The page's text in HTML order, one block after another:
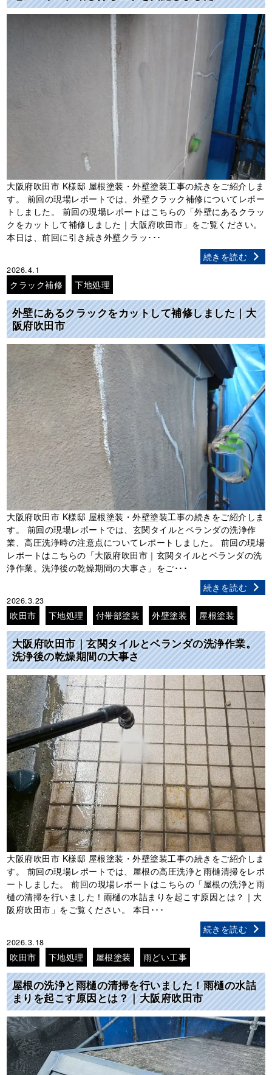
大阪府吹田市 K様邸 屋根塗装・外壁塗装工事の続きをご紹介しま
す。 前回の現場レポートでは、外壁クラック補修についてレポー
トしました。 前回の現場レポートはこちらの「外壁にあるクラッ
クをカットして補修しました｜大阪府吹田市」をご覧ください。
本日は、前回に引き続き外壁クラッ･･･
続きを読む
2026.4.1
クラック補修 下地処理
外壁にあるクラックをカットして補修しました｜大
阪府吹田市
大阪府吹田市 K様邸 屋根塗装・外壁塗装工事の続きをご紹介しま
す。 前回の現場レポートでは、玄関タイルとベランダの洗浄作
業、高圧洗浄時の注意点についてレポートしました。 前回の現場
レポートはこちらの「大阪府吹田市｜玄関タイルとベランダの洗
浄作業。洗浄後の乾燥期間の大事さ」をご･･･
続きを読む
2026.3.23
吹田市 下地処理 付帯部塗装 外壁塗装 屋根塗装
大阪府吹田市｜玄関タイルとベランダの洗浄作業。
洗浄後の乾燥期間の大事さ
大阪府吹田市 K様邸 屋根塗装・外壁塗装工事の続きをご紹介しま
す。 前回の現場レポートでは、屋根の高圧洗浄と雨樋清掃をレポ
ートしました。 前回の現場レポートはこちらの「屋根の洗浄と雨
樋の清掃を行いました！雨樋の水詰まりを起こす原因とは？｜大
阪府吹田市」をご覧ください。 本日･･･
続きを読む
2026.3.18
吹田市 下地処理 屋根塗装 雨どい工事
屋根の洗浄と雨樋の清掃を行いました！雨樋の水詰
まりを起こす原因とは？｜大阪府吹田市